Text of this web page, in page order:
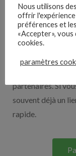
Découvrez nos
multidiffuseurs,
partenaires. Si
souvent déjà un
rapide.
Nous utilisons
offrir
préférences et
«Accepter»,
cookies.
paramètres